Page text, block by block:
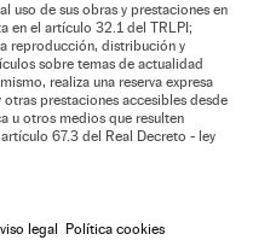
uso de sus obras y prestaciones en
en el artículo 32.1 del TRLPI;
reproducción, distribución y
sobre temas de actualidad
realiza una reserva expresa
prestaciones accesibles desde
u otros medios que resulten
67.3 del Real Decreto - ley
legal
Política cookies